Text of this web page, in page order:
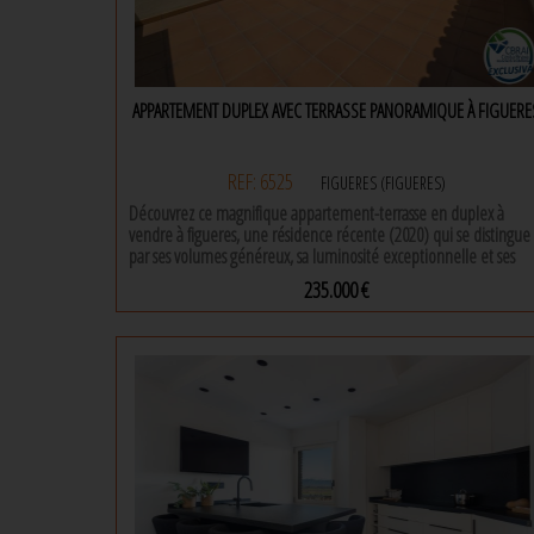
restaurants et activités de loisirs à proximité, ce qui en fait un
choix idéal pour ceux qui souhaitent allier tranquillité et
commodités. ne manquez pas cette opportunité d'acquérir un
bien d'exception dans un cadre idyllique. contactez-nous dès
aujourd'hui pour organiser une visite et découvrir tout le
potentiel de cet appartement.
APPARTEMENT DUPLEX AVEC TERRASSE PANORAMIQUE À
REF: 6525 FIGUERES (FIGUERES)
Découvrez ce magnifique appartement-terrasse en duplex à
vendre à figueres, une résidence récente (2020) qui se distingue
par ses volumes généreux, sa luminosité exceptionnelle et ses
superbes vues sur la ville et les montagnes environnantes.
ce duplex comprend 2 chambres et 2 salles de bains complètes,
l'une équipée d'une baignoire et l'autre d'une douche, offrant
un confort optimal au quotidien. sa répartition sur deux niveaux
permet de séparer harmonieusement les espaces de vie et de
repos, créant un intérieur à la fois fonctionnel et accueillant.
l'un des principaux atouts de cette propriété est sa grande
terrasse panoramique, idéale pour profiter de l'extérieur,
partager des moments conviviaux en famille ou entre amis, ou
simplement admirer les magnifiques couchers de soleil sur la ville
235.000 €